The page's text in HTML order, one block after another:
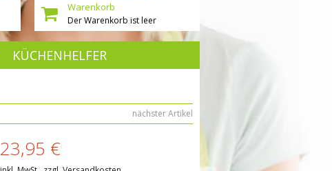
KÜCHENHELFER
Warenkorb
Der Warenkorb ist leer
nächster Artikel
23,95 €